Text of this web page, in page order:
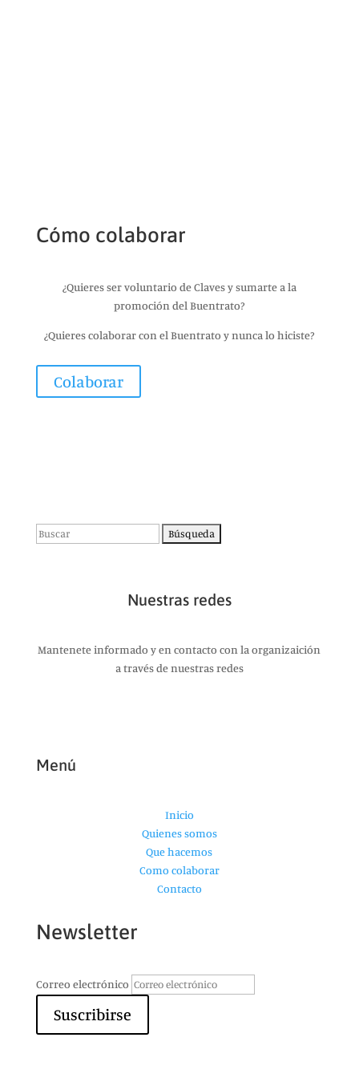
Cómo colaborar
¿Quieres ser voluntario de Claves y sumarte a la
promoción del Buentrato?
¿Quieres colaborar con el Buentrato y nunca lo hiciste?
Colaborar
Buscar:
Nuestras redes
Mantenete informado y en contacto con la organizaición
a través de nuestras redes
Menú
Inicio
Quienes somos
Que hacemos
Como colaborar
Contacto
Newsletter
Correo electrónico
Suscribirse